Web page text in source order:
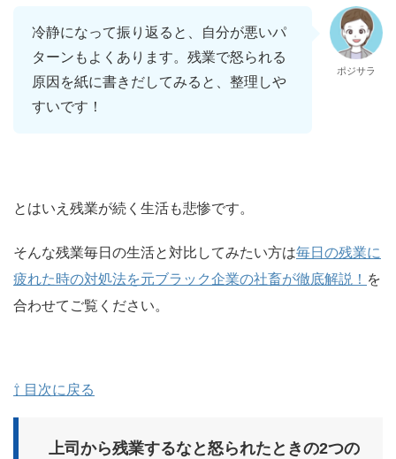
冷静になって振り返ると、自分が悪いパ
ターンもよくあります。残業で怒られる
原因を紙に書きだしてみると、整理しや
すいです！
ポジサラ
とはいえ残業が続く生活も悲惨です。
そんな残業毎日の生活と対比してみたい方は毎日の残業に
疲れた時の対処法を元ブラック企業の社畜が徹底解説！ を
合わせてご覧ください。
⇧ 目次に戻る
上司から残業するなと怒られたときの2つの